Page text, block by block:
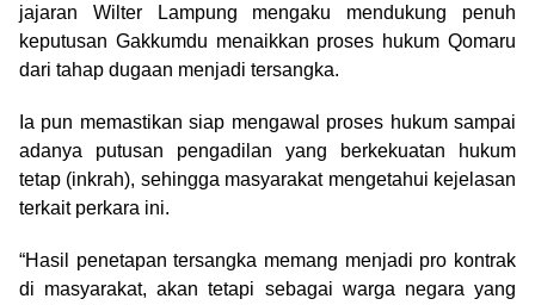
jajaran Wilter Lampung mengaku mendukung penuh
keputusan Gakkumdu menaikkan proses hukum Qomaru
dari tahap dugaan menjadi tersangka.
Ia pun memastikan siap mengawal proses hukum sampai
adanya putusan pengadilan yang berkekuatan hukum
tetap (inkrah), sehingga masyarakat mengetahui kejelasan
terkait perkara ini.
“Hasil penetapan tersangka memang menjadi pro kontrak
di masyarakat, akan tetapi sebagai warga negara yang